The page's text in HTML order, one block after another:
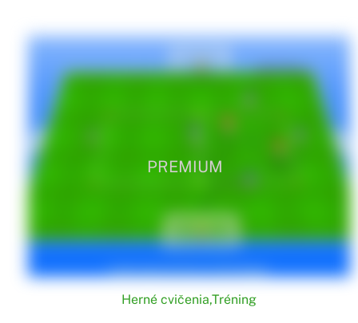
PREMIUM
Herné cvičenia,Tréning